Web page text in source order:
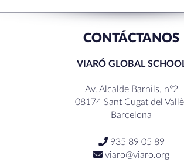
RECENT
CONTÁCTANOS
VIARÓ GLOBAL
Av. Alcalde Barnils, nº2
08174 Sant Cugat del
Barcelona
935 89 05 89
viaro@viaro.org